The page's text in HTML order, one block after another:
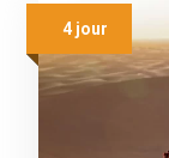
4 jour